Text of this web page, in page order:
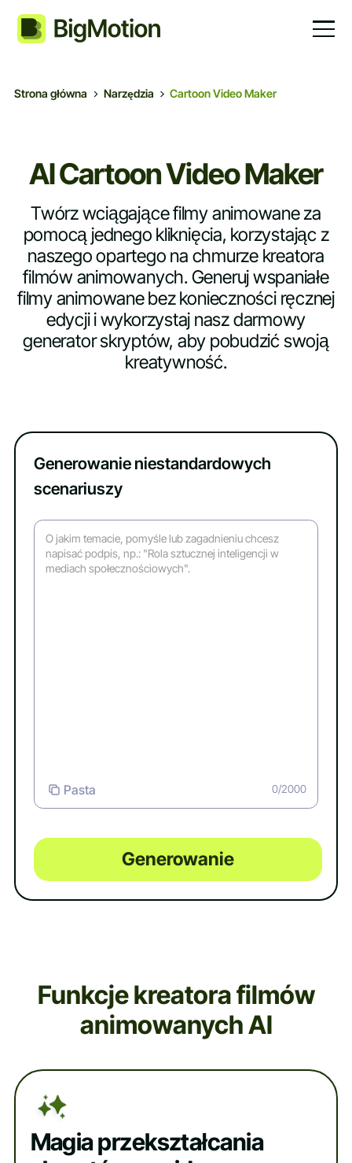
Strona główna Narzędzia Cartoon Video Maker
AICartoon Video Maker
Twórz wciągające filmy animowane za
pomocą jednego kliknięcia, korzystając z
naszego opartego na chmurze kreatora
filmów animowanych. Generuj wspaniałe
filmy animowane bez konieczności ręcznej
edycji i wykorzystaj nasz darmowy
generator skryptów, aby pobudzić swoją
kreatywność.
Generowanie niestandardowych
scenariuszy
Pasta 0/2000
Generowanie
Funkcje kreatora filmów
animowanych AI
Magia przekształcania